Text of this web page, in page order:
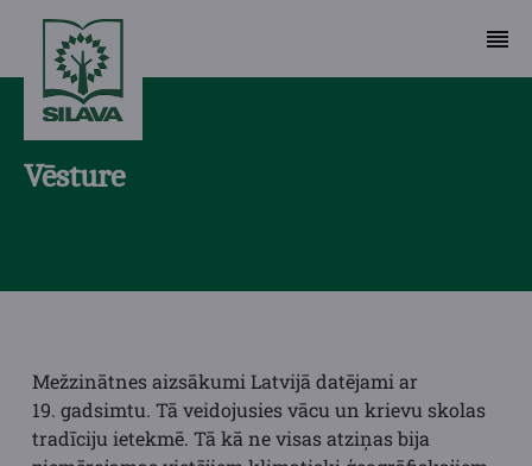
Vēsture
Mežzinātnes aizsākumi Latvijā datējami ar
19. gadsimtu. Tā veidojusies vācu un krievu skolas
tradīciju ietekmē. Tā kā ne visas atziņas bija